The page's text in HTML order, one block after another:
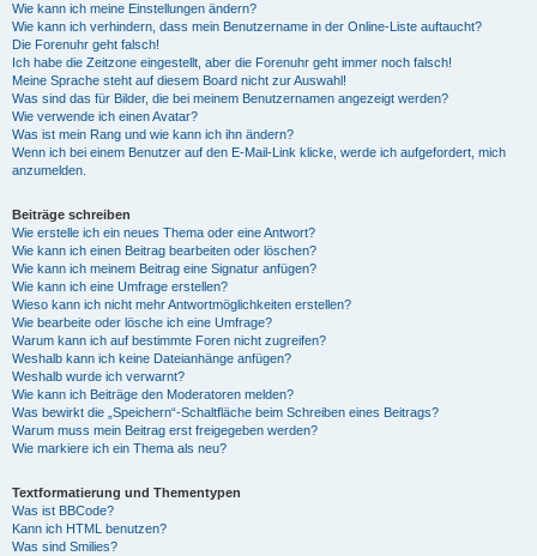
Wie kann ich meine Einstellungen ändern?
Wie kann ich verhindern, dass mein Benutzername in der Online-Liste auftaucht?
Die Forenuhr geht falsch!
Ich habe die Zeitzone eingestellt, aber die Forenuhr geht immer noch falsch!
Meine Sprache steht auf diesem Board nicht zur Auswahl!
Was sind das für Bilder, die bei meinem Benutzernamen angezeigt werden?
Wie verwende ich einen Avatar?
Was ist mein Rang und wie kann ich ihn ändern?
Wenn ich bei einem Benutzer auf den E-Mail-Link klicke, werde ich aufgefordert, mich
anzumelden.
Beiträge schreiben
Wie erstelle ich ein neues Thema oder eine Antwort?
Wie kann ich einen Beitrag bearbeiten oder löschen?
Wie kann ich meinem Beitrag eine Signatur anfügen?
Wie kann ich eine Umfrage erstellen?
Wieso kann ich nicht mehr Antwortmöglichkeiten erstellen?
Wie bearbeite oder lösche ich eine Umfrage?
Warum kann ich auf bestimmte Foren nicht zugreifen?
Weshalb kann ich keine Dateianhänge anfügen?
Weshalb wurde ich verwarnt?
Wie kann ich Beiträge den Moderatoren melden?
Was bewirkt die „Speichern“-Schaltfläche beim Schreiben eines Beitrags?
Warum muss mein Beitrag erst freigegeben werden?
Wie markiere ich ein Thema als neu?
Textformatierung und Thementypen
Was ist BBCode?
Kann ich HTML benutzen?
Was sind Smilies?